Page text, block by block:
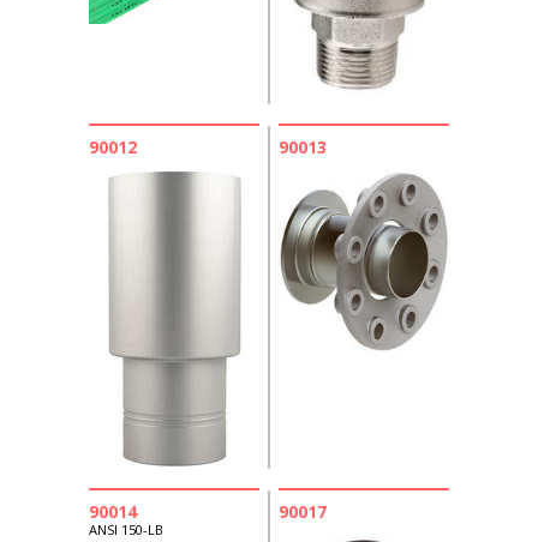
90012 90013
90014
ANSI 150-LB
90017